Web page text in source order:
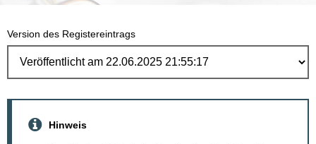
Version des Registereintrags
Hinweis